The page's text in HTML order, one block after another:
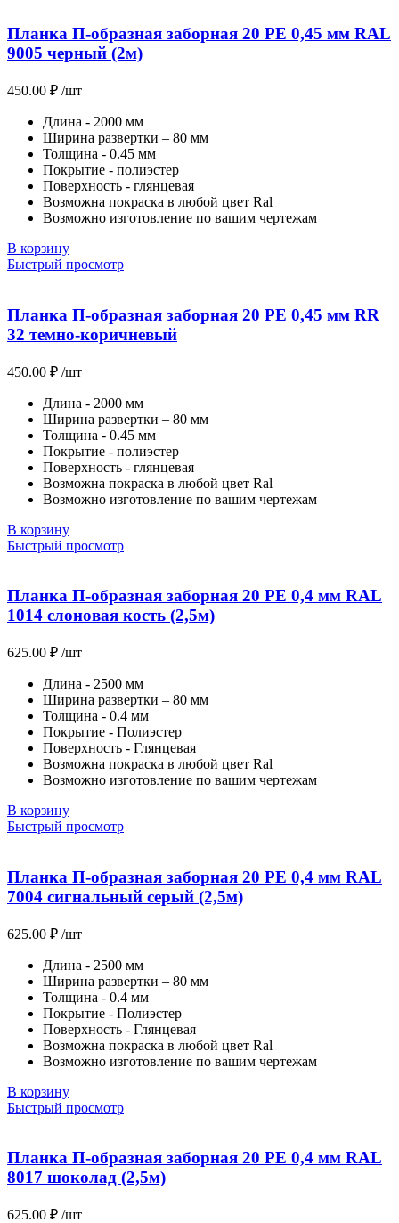
Планка П-образная заборная 20 PE 0,45 мм RAL
9005 черный (2м)
450.00 ₽ /шт
Длина - 2000 мм
Ширина развертки – 80 мм
Толщина - 0.45 мм
Покрытие - полиэстер
Поверхность - глянцевая
Возможна покраска в любой цвет Ral
Возможно изготовление по вашим чертежам
В корзину
Быстрый просмотр
Планка П-образная заборная 20 PE 0,45 мм RR
32 темно-коричневый
450.00 ₽ /шт
Длина - 2000 мм
Ширина развертки – 80 мм
Толщина - 0.45 мм
Покрытие - полиэстер
Поверхность - глянцевая
Возможна покраска в любой цвет Ral
Возможно изготовление по вашим чертежам
В корзину
Быстрый просмотр
Планка П-образная заборная 20 PE 0,4 мм RAL
1014 слоновая кость (2,5м)
625.00 ₽ /шт
Длина - 2500 мм
Ширина развертки – 80 мм
Толщина - 0.4 мм
Покрытие - Полиэстер
Поверхность - Глянцевая
Возможна покраска в любой цвет Ral
Возможно изготовление по вашим чертежам
В корзину
Быстрый просмотр
Планка П-образная заборная 20 PE 0,4 мм RAL
7004 сигнальный серый (2,5м)
625.00 ₽ /шт
Длина - 2500 мм
Ширина развертки – 80 мм
Толщина - 0.4 мм
Покрытие - Полиэстер
Поверхность - Глянцевая
Возможна покраска в любой цвет Ral
Возможно изготовление по вашим чертежам
В корзину
Быстрый просмотр
Планка П-образная заборная 20 PE 0,4 мм RAL
8017 шоколад (2,5м)
625.00 ₽ /шт